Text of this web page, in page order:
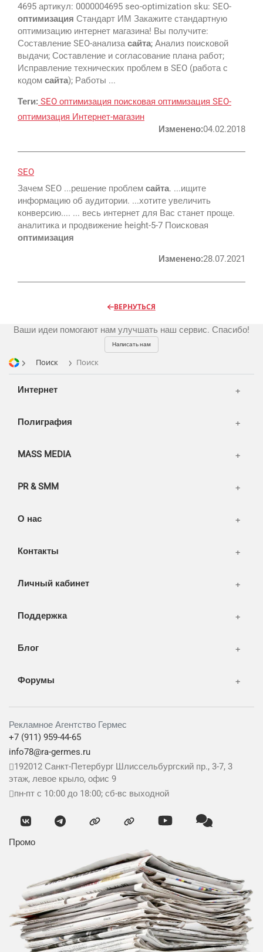
4695 артикул: 0000004695 seo-optimization sku: SEO-
оптимизация Стандарт ИМ Закажите стандартную
оптимизацию интернет магазина! Вы получите:
Составление SEO-анализасайта; Анализ поисковой
выдачи; Составление и согласование плана работ;
Исправление технических проблем в SEO (работа с
кодом сайта); Работы ...
Теги: SEO оптимизация поисковая оптимизация SEO-
оптимизация Интернет-магазин
Изменено:04.02.2018
SEO
Зачем SEO ...решение проблем сайта. ...ищите
информацию об аудитории. ...хотите увеличить
конверсию.... ... весь интернет для Вас станет проще.
аналитика и продвижение height-5-7 Поисковая
оптимизация
Изменено:28.07.2021
ВЕРНУТЬСЯ
Ваши идеи помогают нам улучшать наш сервис. Спасибо!
Написать нам
Поиск Поиск
Интернет
Реклама и продвижение
Вконтакте
SMM
AI Automation
Разработка сайтов
CMS 1C-Bitrix
Полиграфия
Цифра и офсет
Широкий формат
MASS MEDIA
OOH
PR & SMM
Аудио и звукозапись
О нас
Партнеры
Портфолио
Публикации
FAQ
Контакты
Вакансии
Личный кабинет
Корзина
Поддержка
FAQ
Блог
Форумы
СМИ и оффлайн реклама
Рекламное Агентство Гермес
+7 (911) 959-44-65
info78@ra-germes.ru
192012 Санкт-Петербург Шлиссельбургский пр., 3-7, 3
этаж, левое крыло, офис 9
пн-пт с 10:00 до 18:00; сб-вс выходной
Промо